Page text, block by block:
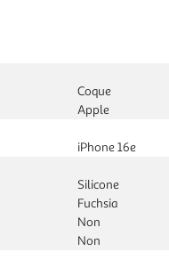
Coque
Apple
iPhone 16e
Silicone
Fuchsia
Non
Non